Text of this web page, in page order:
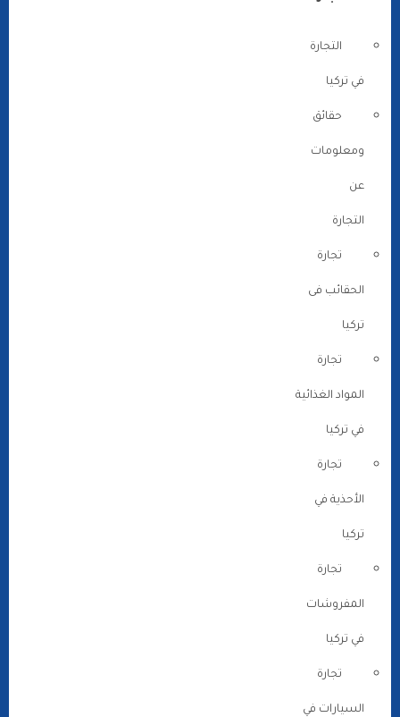
التجارة
في تركيا
حقائق
ومعلومات
عن
التجارة
تجارة
الحقائب فى
تركيا
تجارة
المواد الغذائية
في تركيا
تجارة
الأحذية في
تركيا
تجارة
المفروشات
في تركيا
تجارة
السيارات في